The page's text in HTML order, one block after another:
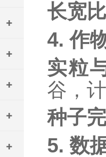
长宽比
4.作
实粒
谷，
种子
5. 数